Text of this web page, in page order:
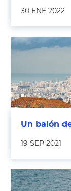
30 ENE 2022
Un balón
19 SEP 2021